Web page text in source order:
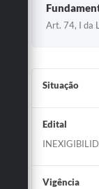
Art. 74, I da
Situação
Edital
Vigência